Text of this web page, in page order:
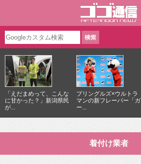
「えだまめって、こんな
に甘かった？」新潟県民
が...
プリングルズ×ウルトラ
マンの新フレーバー「ガ
ー...
着付け業者